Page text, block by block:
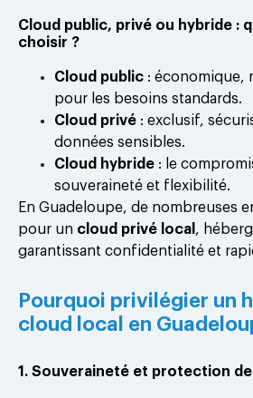
Cloud public, privé ou hybride :
choisir ?
Cloud public : économique,
pour les besoins standards.
Cloud privé : exclusif,
données sensibles.
Cloud hybride : le
souveraineté et flexibilité.
En Guadeloupe, de nombreuses
pour un cloud privé local ,
garantissant confidentialité et
Pourquoi privilégier un
cloud local en
1. Souveraineté et protection